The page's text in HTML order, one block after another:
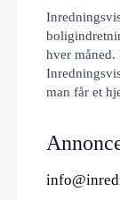
hver
man får et